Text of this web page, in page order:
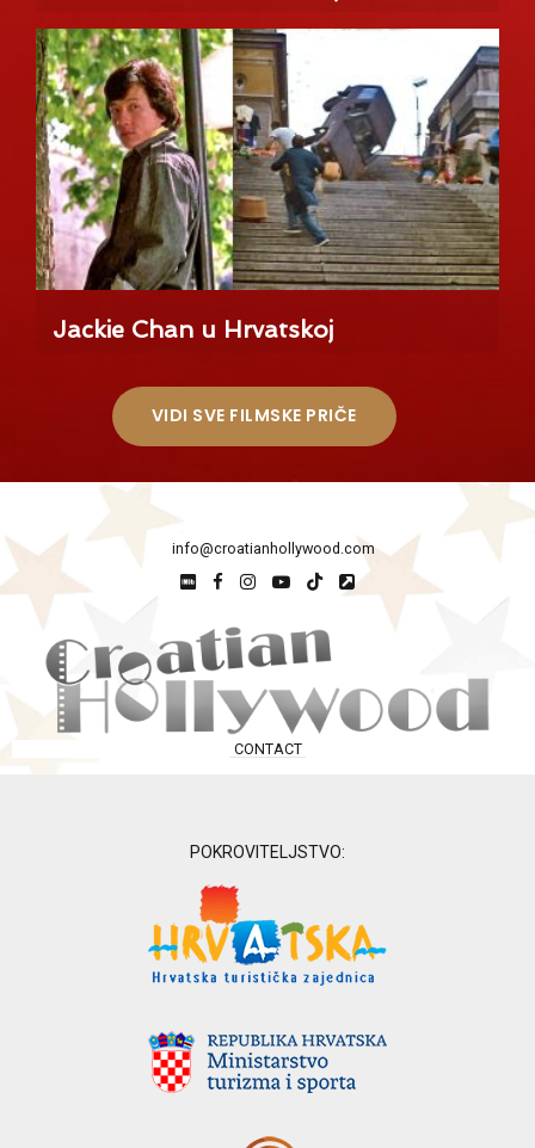
Jackie Chan u Hrvatskoj
VIDI SVE FILMSKE PRIČE
info@croatianhollywood.com
CONTACT
POKROVITELJSTVO: